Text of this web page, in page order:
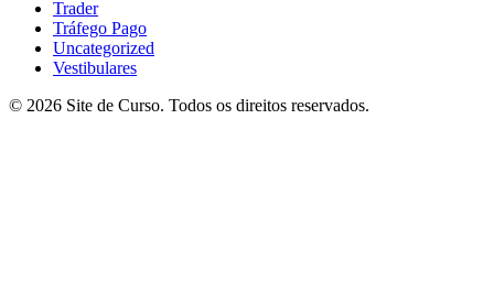
Trader
Tráfego Pago
Uncategorized
Vestibulares
© 2026 Site de Curso. Todos os direitos reservados.